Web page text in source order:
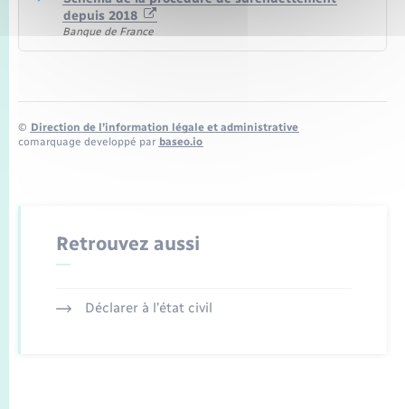
depuis 2018
Banque de France
© Direction de l’information légale et administrative
comarquage developpé par baseo.io
Retrouvez aussi
Déclarer à l’état civil